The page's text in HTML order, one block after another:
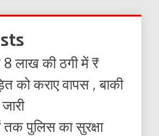
लाख की ठगी में ₹
को कराए वापस , बाकी
तक पुलिस का सुरक्षा